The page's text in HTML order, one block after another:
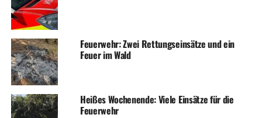
Feuerwehr: Zwei Rettungseinsätze und ein
Feuer im Wald
Heißes Wochenende: Viele Einsätze für die
Feuerwehr